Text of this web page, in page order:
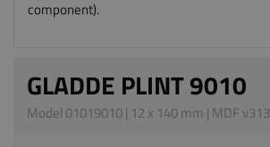
component).
GLADDE PLINT 9010
Model 01019010 | 12 x 140 mm | MDF v313